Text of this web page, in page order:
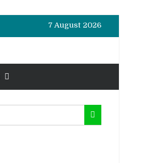
7 August 2026
Search